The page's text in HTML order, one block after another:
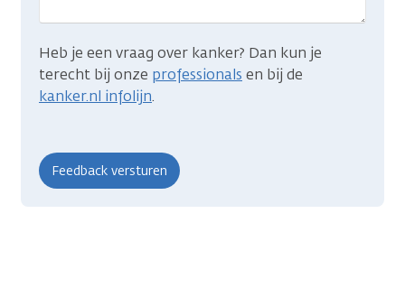
Heb je een vraag over kanker? Dan kun je
terecht bij onze professionals en bij de
kanker.nl infolijn.